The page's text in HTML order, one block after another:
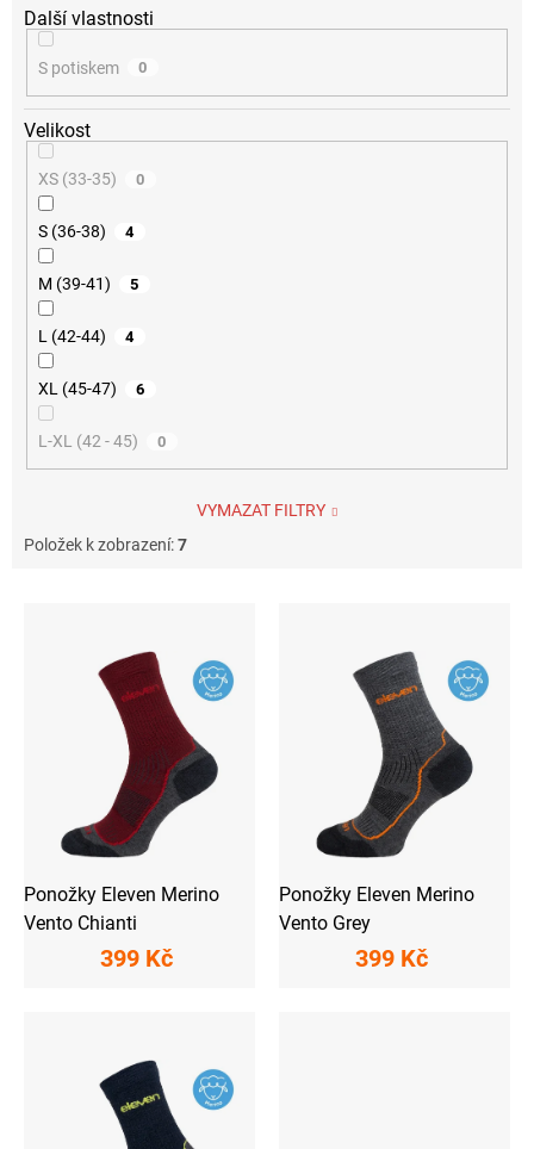
Velikost
XS (33-35) 0
S (36-38) 4
M (39-41) 5
L (42-44) 4
XL (45-47) 6
L-XL (42 - 45) 0
Další vlastnosti
S potiskem 0
VYMAZAT FILTRY
Položek k zobrazení:7
Ponožky Eleven Merino
Vento Chianti
399 Kč
Ponožky Eleven Merino
Vento Grey
399 Kč